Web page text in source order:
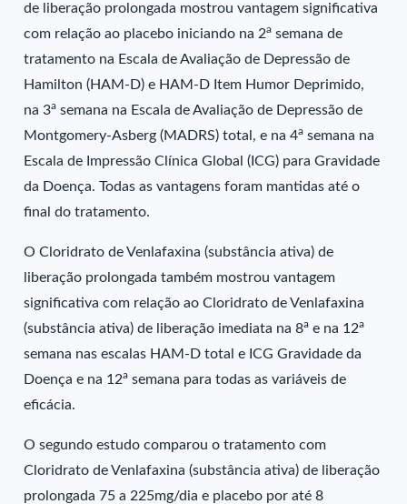
de liberação prolongada mostrou vantagem significativa
com relação ao placebo iniciando na 2a semana de
tratamento na Escala de Avaliação de Depressão de
Hamilton (HAM-D) e HAM-D Item Humor Deprimido,
na 3a semana na Escala de Avaliação de Depressão de
Montgomery-Asberg (MADRS) total, e na 4a semana na
Escala de Impressão Clínica Global (ICG) para Gravidade
da Doença. Todas as vantagens foram mantidas até o
final do tratamento.
O Cloridrato de Venlafaxina (substância ativa) de
liberação prolongada também mostrou vantagem
significativa com relação ao Cloridrato de Venlafaxina
(substância ativa) de liberação imediata na 8a e na 12a
semana nas escalas HAM-D total e ICG Gravidade da
Doença e na 12a semana para todas as variáveis de
eficácia.
O segundo estudo comparou o tratamento com
Cloridrato de Venlafaxina (substância ativa) de liberação
prolongada 75 a 225mg/dia e placebo por até 8